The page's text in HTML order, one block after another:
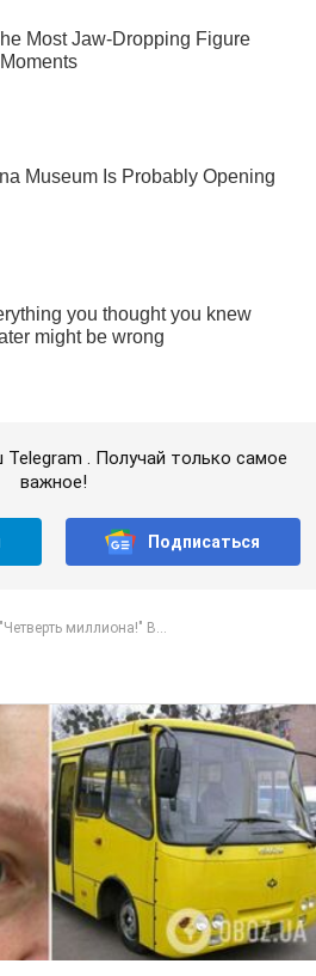
. Получай только самое
важное!
Подписаться
"Четверть миллиона!" В...